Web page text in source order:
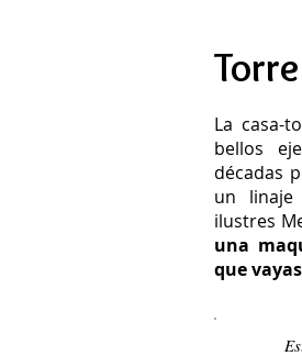
La casa-
bellos
décadas
un linaje
ilustres
una
que